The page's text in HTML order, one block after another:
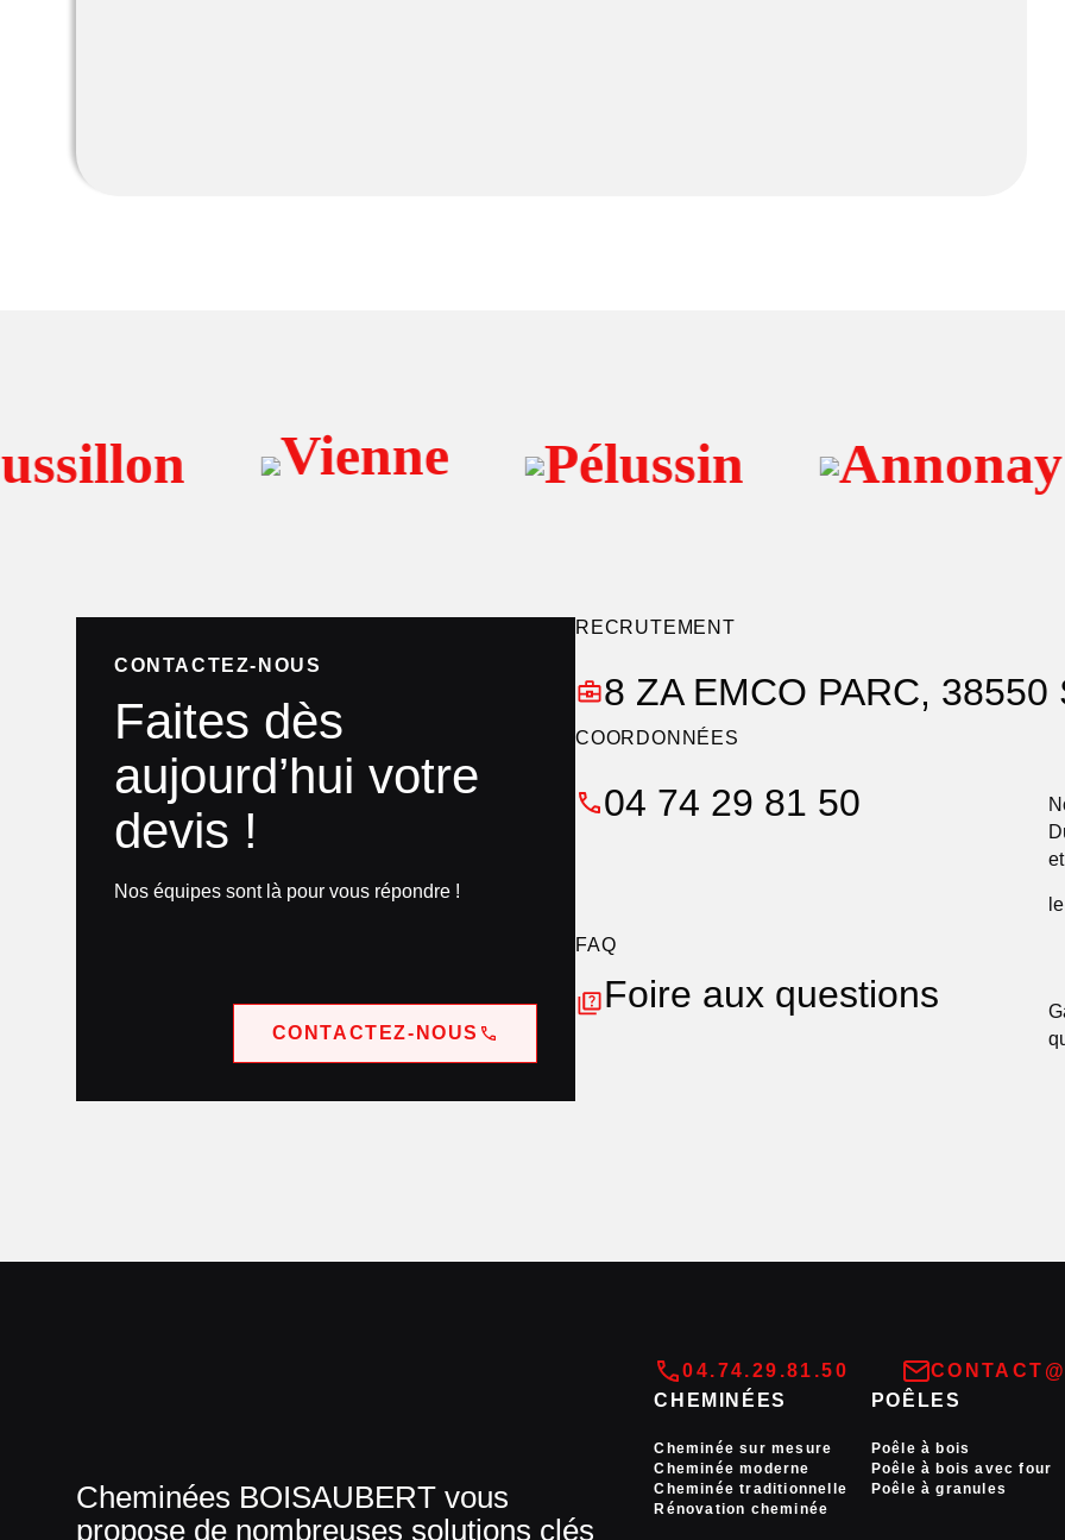
Vienne Pélussin Annonay
CONTACTEZ-NOUS
Faites dès
aujourd’hui votre
devis !
Nos équipes sont là pour vous répondre !
CONTACTEZ-NOUS
RECRUTEMENT
8 ZA EMCO PARC, 38550
COORDONNÉES
04 74 29 81 50
FAQ
Foire aux questions
Cheminées BOISAUBERT vous
propose de nombreuses solutions clés
04.74.29.81.50
CHEMINÉES
Cheminée sur mesure
Cheminée moderne
Cheminée traditionnelle
Rénovation cheminée
POÊLES
Poêle à bois
Poêle à bois avec four
Poêle à granules